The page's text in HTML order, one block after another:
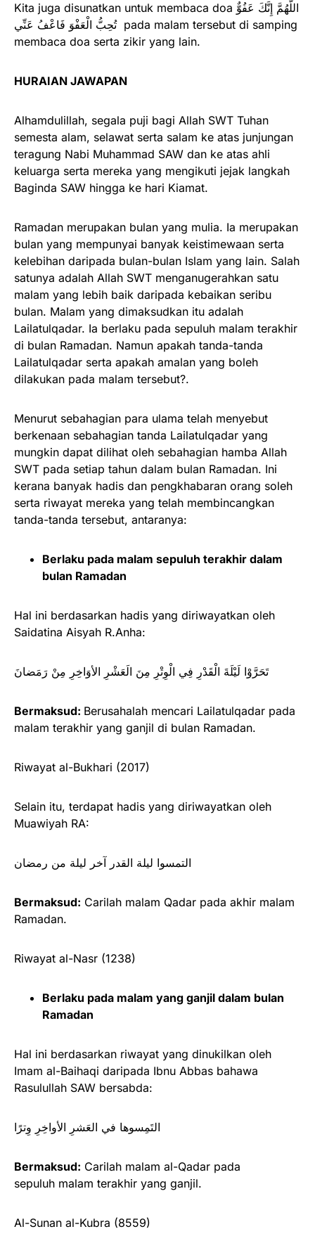
Kita juga disunatkan untuk membaca doa ‌اللَّهُمَّ ‌إِنَّكَ ‌عَفُوٌّ
‌تُحِبُّ ‌الْعَفْوَ ‌فَاعْفُ ‌عَنِّي pada malam tersebut di samping
membaca doa serta zikir yang lain.
HURAIAN JAWAPAN
Alhamdulillah, segala puji bagi Allah SWT Tuhan
semesta alam, selawat serta salam ke atas junjungan
teragung Nabi Muhammad SAW dan ke atas ahli
keluarga serta mereka yang mengikuti jejak langkah
Baginda SAW hingga ke hari Kiamat.
Ramadan merupakan bulan yang mulia. Ia merupakan
bulan yang mempunyai banyak keistimewaan serta
kelebihan daripada bulan-bulan Islam yang lain. Salah
satunya adalah Allah SWT menganugerahkan satu
malam yang lebih baik daripada kebaikan seribu
bulan. Malam yang dimaksudkan itu adalah
Lailatulqadar. Ia berlaku pada sepuluh malam terakhir
di bulan Ramadan. Namun apakah tanda-tanda
Lailatulqadar serta apakah amalan yang boleh
dilakukan pada malam tersebut?.
Menurut sebahagian para ulama telah menyebut
berkenaan sebahagian tanda Lailatulqadar yang
mungkin dapat dilihat oleh sebahagian hamba Allah
SWT pada setiap tahun dalam bulan Ramadan. Ini
kerana banyak hadis dan pengkhabaran orang soleh
serta riwayat mereka yang telah membincangkan
tanda-tanda tersebut, antaranya:
Berlaku pada malam sepuluh terakhir dalam
bulan Ramadan
Hal ini berdasarkan hadis yang diriwayatkan oleh
Saidatina Aisyah R.Anha:
تَحَرَّوْا لَيْلَةَ الْقَدْرِ فِي الْوِتْرِ مِنَ الَعَشْرِ الأوَاخِرِ مِنْ رَمَضانَ
Bermaksud: Berusahalah mencari Lailatulqadar pada
malam terakhir yang ganjil di bulan Ramadan.
Riwayat al-Bukhari (2017)
Selain itu, terdapat hadis yang diriwayatkan oleh
Muawiyah RA:
‌التمسوا ‌ليلة ‌القدر ‌آخر ‌ليلة ‌من ‌رمضان
Bermaksud: Carilah malam Qadar pada akhir malam
Ramadan.
Riwayat al-Nasr (1238)
Berlaku pada malam yang ganjil dalam bulan
Ramadan
Hal ini berdasarkan riwayat yang dinukilkan oleh
Imam al-Baihaqi daripada Ibnu Abbas bahawa
Rasulullah SAW bersabda:
‌التَمِسوها ‌في ‌العَشرِ ‌الأواخِرِ ‌وِترًا
Bermaksud: Carilah malam al-Qadar pada
sepuluh malam terakhir yang ganjil.
Al-Sunan al-Kubra (8559)